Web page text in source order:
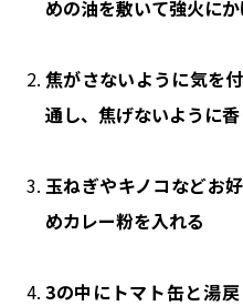
めの油を敷いて強火に
焦がさないように気を
通し、焦げないように
玉ねぎやキノコなどお
めカレー粉を入れる
3の中にトマト缶と湯